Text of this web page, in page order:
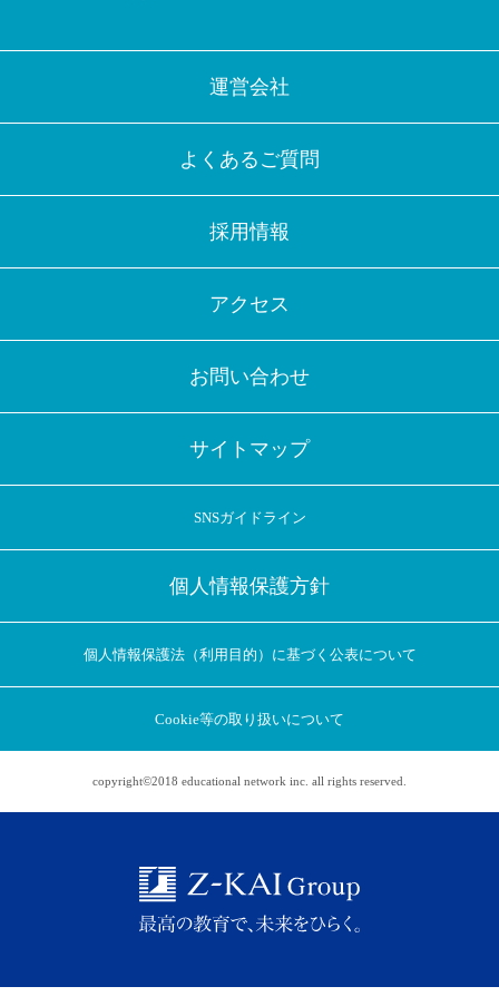
アプリに切り替えてみませんか
アプリ限定のコラムを配信中！
運営会社
よくあるご質問
採用情報
アクセス
お問い合わせ
サイトマップ
SNSガイドライン
個人情報保護方針
個人情報保護法（利用目的）に基づく公表について
Cookie等の取り扱いについて
copyright©2018 educational network inc. all rights reserved.